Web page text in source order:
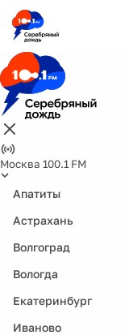
Москва 100.1 FM
Апатиты
Астрахань
Волгоград
Вологда
Екатеринбург
Иваново